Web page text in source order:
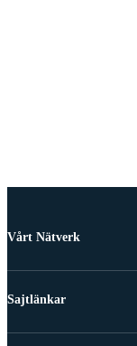
Vårt Nätverk
Sajtlänkar